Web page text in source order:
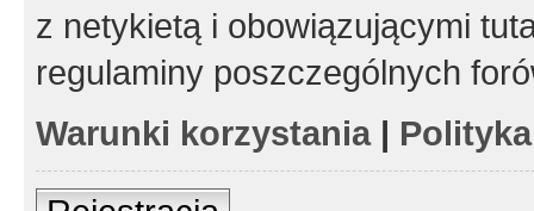
z netykietą i obowiązującymi
regulaminy poszczególnych
Warunki korzystania|